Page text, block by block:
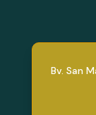
Bv. San